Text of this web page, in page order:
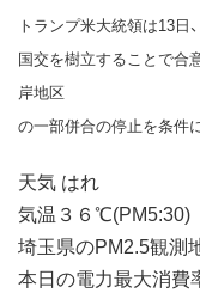
トランプ米大統領は13日
国交を樹立することで合
岸地区
の一部併合の停止を条件
天気 はれ
気温３６℃(PM5:30)
埼玉県のPM2.5観測
本日の電力最大消費